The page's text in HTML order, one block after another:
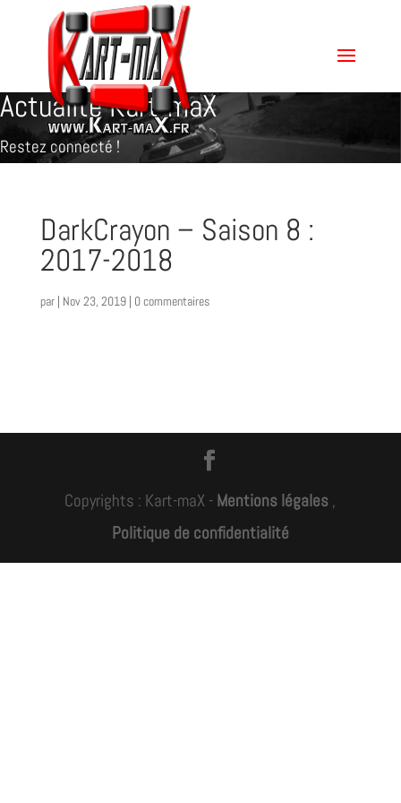
Actualité Kart-maX
Restez connecté !
DarkCrayon – Saison 8 :
2017-2018
par | Nov 23, 2019| 0 commentaires
Copyrights : Kart-maX - Mentions légales ,
Politique de confidentialité